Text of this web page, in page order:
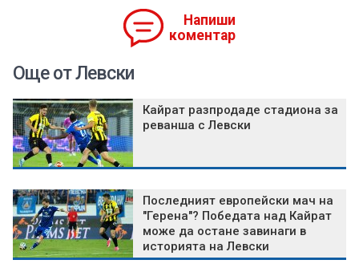
Напиши
коментар
Още от Левски
Кайрат разпродаде стадиона за
реванша с Левски
Последният европейски мач на
"Герена"? Победата над Кайрат
може да остане завинаги в
историята на Левски